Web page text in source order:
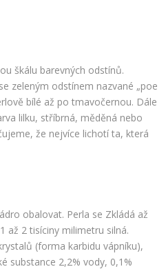
škálu barevných odstínů.
zeleným odstínem nazvané „poe
bílé až po tmavočernou. Dále
lilku, stříbrná, měděná nebo
že nejvíce lichotí ta, která
obalovat. Perla se Zkládá až
až 2 tisíciny milimetru silná.
(forma karbidu vápníku),
substance 2,2% vody, 0,1%